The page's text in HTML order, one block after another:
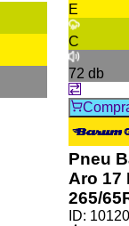
E
C
72 db
Pneu
Aro 17
265/
ID: